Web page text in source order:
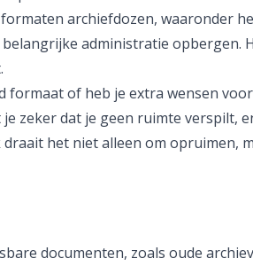
archiefdozen, waaronder
administratie opbergen.
formaat of heb je extra wensen
je zeker dat je geen ruimte verspilt,
het niet alleen om opruimen,
documenten, zoals oude